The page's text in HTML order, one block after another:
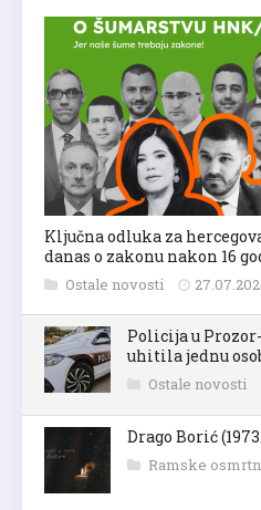
Ključna odluka za
danas o zakonu nakon 16
Ostale novosti
Policija u
uhitila jednu
Ostale novosti
Drago Borić
Ramske